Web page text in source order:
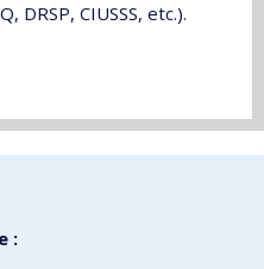
DRSP, CIUSSS, etc.).
: